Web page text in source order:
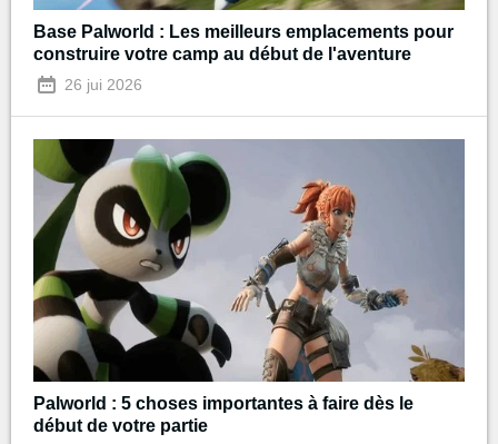
Base Palworld : Les meilleurs emplacements pour
construire votre camp au début de l'aventure
26 jui 2026
Palworld : 5 choses importantes à faire dès le
début de votre partie